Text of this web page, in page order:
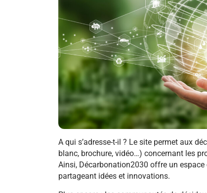
A qui s’adresse-t-il ? Le site permet aux
blanc, brochure, vidéo…) concernant les
Ainsi, Décarbonation2030 offre un
partageant idées et innovations.